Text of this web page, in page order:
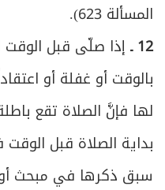
المسألة 623).
12 ـ إذا صلّى قبل الوقت
بالوقت أو غفلة أو
لها فإنَّ الصلاة تقع
بداية الصلاة قبل
سبق ذكرها في مبحث